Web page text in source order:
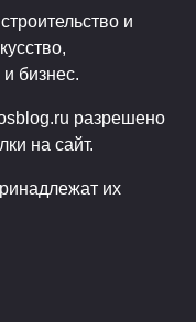
и
бизнес.
разрешено
на сайт.
их